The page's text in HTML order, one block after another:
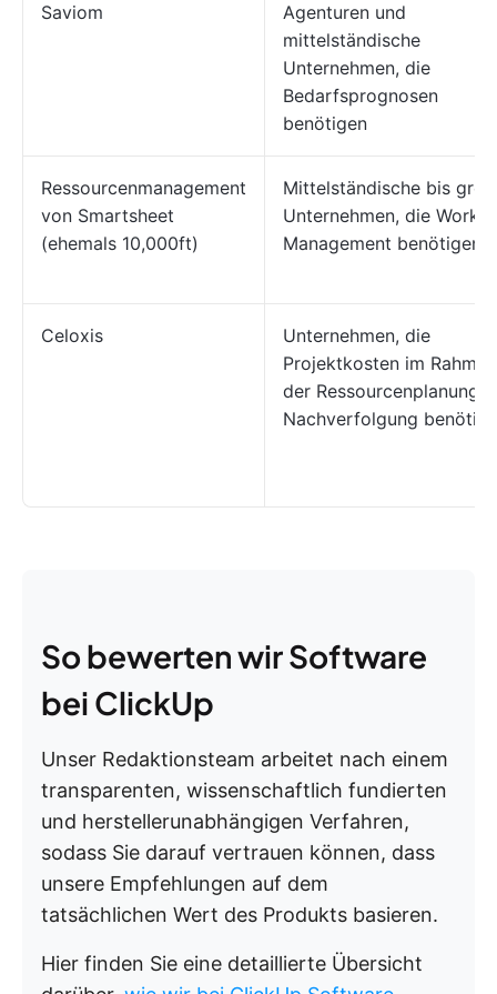
Saviom
Agenturen und
mittelständische
Unternehmen, die
Bedarfsprognosen
benötigen
Ressourcenmanagement
von Smartsheet
(ehemals 10,000ft)
Mittelständische bis
Unternehmen, die
Management benötigen
Celoxis
Unternehmen, die
Projektkosten im Rahmen
der Ressourcenplanung
Nachverfolgung
So bewerten wir Software
bei ClickUp
Unser Redaktionsteam arbeitet nach einem
transparenten, wissenschaftlich fundierten
und herstellerunabhängigen Verfahren,
sodass Sie darauf vertrauen können, dass
unsere Empfehlungen auf dem
tatsächlichen Wert des Produkts basieren.
Hier finden Sie eine detaillierte Übersicht